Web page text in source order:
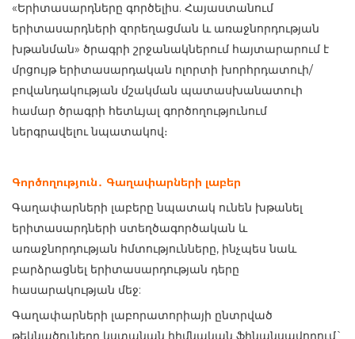
«Երիտասարդները գործելիս. Հայաստանում
երիտասարդների զորեղացման և առաջնորդության
խթանման» ծրագրի շրջանակներում հայտարարում է
մրցույթ երիտասարդական ոլորտի խորհրդատուի/
բովանդակության մշակման պատասխանատուի
համար ծրագրի հետևյալ գործողությունում
ներգրավելու նպատակով։
Գործողություն․ Գաղափարների լաբեր
Գաղափարների լաբերը նպատակ ունեն խթանել
երիտասարդների ստեղծագործական և
առաջնորդության հմտությունները, ինչպես նաև
բարձրացնել երիտասարդության դերը
հասարակության մեջ:
Գաղափարների լաբորատորիայի ընտրված
թեկնածուները կստանան հիմնական ֆինանսավորում`